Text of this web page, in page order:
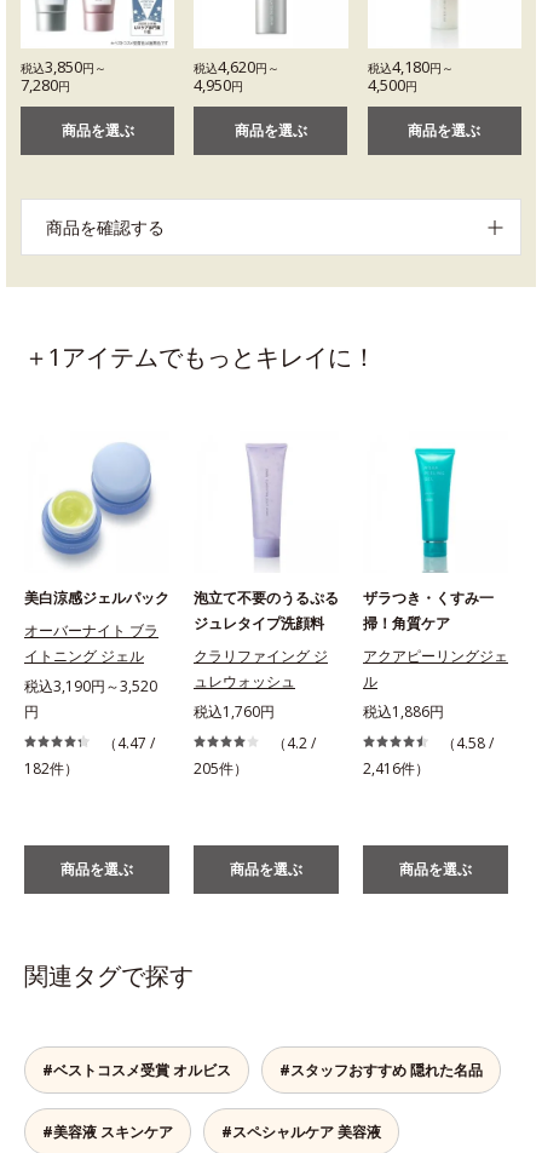
税込3,850円～
7,280円
商品を選ぶ
税込4,620円～
4,950円
商品を選ぶ
税込4,180円～
4,500円
商品を選ぶ
商品を確認する
＋1アイテムでもっとキレイに！
美白涼感ジェルパック
オーバーナイト ブラ
イトニング ジェル
税込3,190円～3,520
円
（4.47 /
182件）
商品を選ぶ
泡立て不要のうるぷる
ジュレタイプ洗顔料
クラリファイング ジ
ュレウォッシュ
税込1,760円
（4.2 /
205件）
商品を選ぶ
ザラつき・くすみ一
掃！角質ケア
アクアピーリングジェ
ル
税込1,886円
（4.58 /
2,416件）
商品を選ぶ
関連タグで探す
#ベストコスメ受賞 オルビス #スタッフおすすめ 隠れた名品
#美容液 スキンケア #スペシャルケア 美容液